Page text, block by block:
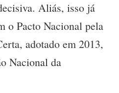
Aliás, isso já
o Pacto Nacional pela
adotado em 2013,
Nacional da